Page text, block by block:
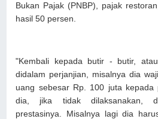
Bukan Pajak (PNBP), pajak
hasil 50 persen.
"Kembali kepada butir - butir,
didalam perjanjian, misalnya dia
uang sebesar Rp. 100 juta kepada
dia, jika tidak dilaksanakan,
prestasinya. Misalnya lagi dia